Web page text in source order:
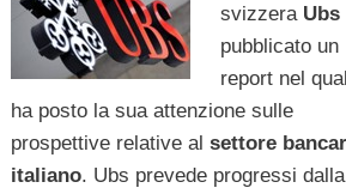
svizzera Ubs
pubblicato un
report nel
ha posto la sua attenzione sulle
prospettive relative al settore
italiano. Ubs prevede progressi dalla